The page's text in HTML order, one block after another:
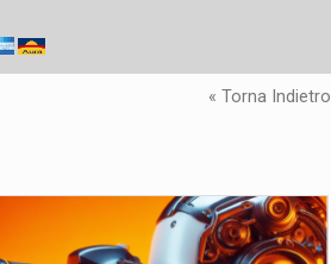
« Torna Indietro